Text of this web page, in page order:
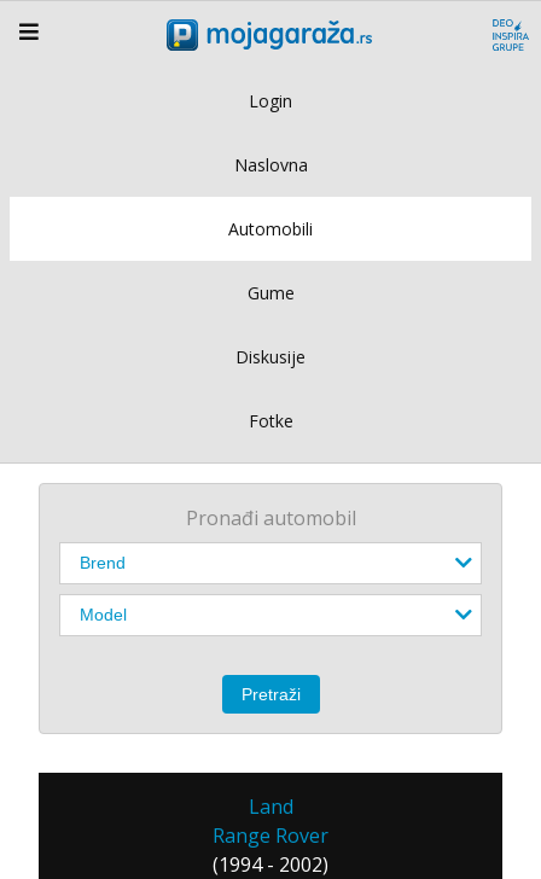
Login
Naslovna
Automobili
Gume
Diskusije
Fotke
Pronađi automobil
Land
Range Rover
(1994 - 2002)